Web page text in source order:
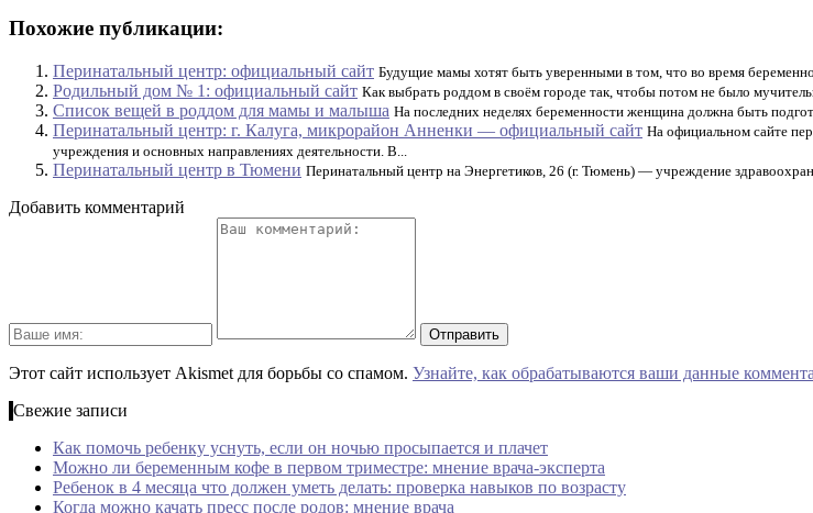
Похожие публикации:
Перинатальный центр: официальный сайт Будущие мамы хотят быть уверенными в том, что во время
Родильный дом № 1: официальный сайт Как выбрать роддом в своём городе так, чтобы потом не было
Список вещей в роддом для мамы и малыша На последних неделях беременности женщина должна быть
Перинатальный центр: г. Калуга, микрорайон Анненки — официальный сайт На официальном сайте
учреждения и основных направлениях деятельности. В...
Перинатальный центр в Тюмени Перинатальный центр на Энергетиков, 26 (г. Тюмень) — учреждение
Добавить комментарий
Этот сайт использует Akismet для борьбы со спамом. Узнайте, как обрабатываются ваши данные
Свежие записи
Как помочь ребенку уснуть, если он ночью просыпается и плачет
Можно ли беременным кофе в первом триместре: мнение врача-эксперта
Ребенок в 4 месяца что должен уметь делать: проверка навыков по возрасту
Когда можно качать пресс после родов: мнение врача